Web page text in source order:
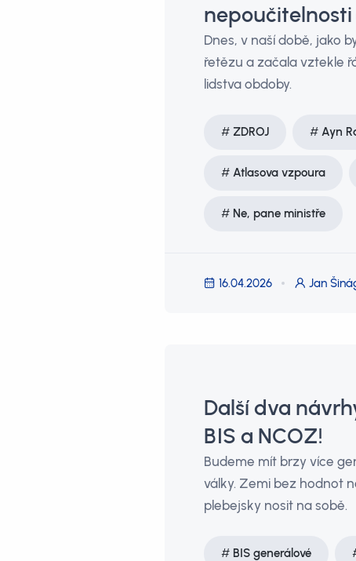
nepoučitelnosti
Dnes, v naší době, jako
řetězu a začala vztekle
lidstva obdoby.
ZDROJ Ayn
Atlasova vzpoura
Ne, pane ministře
16.04.2026 Jan
Další dva
BIS a NCOZ!
Budeme mít brzy více
války. Zemi bez hodnot
plebejsky nosit na sobě.
BIS generálové